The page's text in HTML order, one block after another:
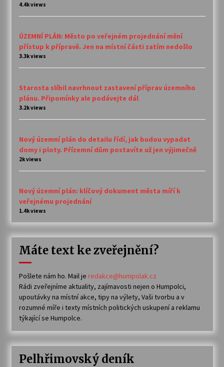
4.4k views
ÚZEMNÍ PLÁN: Město po veřejném projednání mění
přístup k přípravě. Jen na místní části zatím nedošlo
3.3k views
Starosta slíbil navrhnout zastavení příprav územního
plánu. Připomínky ale podávejte dál
3.2k views
Nový územní plán do detailu řídí, jak budou vypadat
domy i ploty. Přízemní dům postavíte už jen výjimečně
2k views
Nový územní plán: klíčový dokument města míří k
veřejnému projednání
1.4k views
Máte text ke zveřejnění?
Pošlete nám ho. Mail je redakce@humpolak.cz
Rádi zveřejníme aktuality, zajímavosti nejen o Humpolci,
upoutávky na místní akce, tipy na výlety, Vaši tvorbu a v
rozumné míře i texty místních politických uskupení a reklamu
týkající se Humpolce.
Pelhřimovský deník